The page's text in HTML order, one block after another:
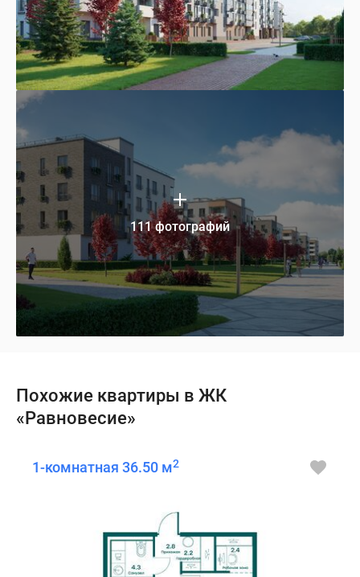
111 фотографий
Похожие квартиры в ЖК
«Равновесие»
1-комнатная 36.50 м2